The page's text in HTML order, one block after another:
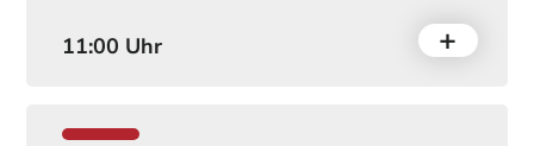
11:00 Uhr